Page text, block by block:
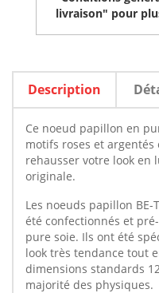
livraison" pour
Description
Ce noeud papillon en
motifs roses et
rehausser votre look en
originale.
Les noeuds papillon BE-
été confectionnés et
pure soie. Ils ont été
look très tendance tout
dimensions standards
majorité des physiques.